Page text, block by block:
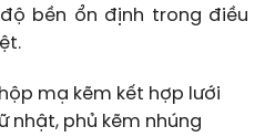
bền ổn định trong điều
mạ kẽm kết hợp lưới
nhật, phủ kẽm nhúng